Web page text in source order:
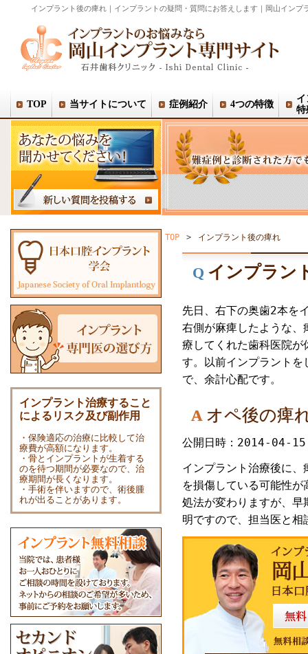
インプラント後の痺れ｜インプラントの疑問・質問にお答えします｜岡山インプ
TOP 当サイトについて 症例紹介 4つの特徴
特
TOP > インプラント後の痺れ
Q インプラン
先日、右下の奥歯2本を
右側が麻痺したような
療してくれた歯科医院
す。以前インプラント
で、余計心配です。
A オペ後の痺
公開日時：2014-04-15
インプラント治療後に
を損傷している可能性
処法が変わりますが、
明ですので、担当医と相
インプラント治療すること
によるリスク及び副作用
・保険適応の治療に比較して治
療費が高額になります。
・骨とインプラントが生着する
のを待つ期間が必要なので、治
療期間が長くなります。
・手術を伴いますので、術後腫
れが出ることがあります。